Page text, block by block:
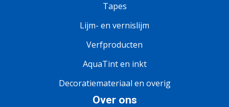
Tapes
Lijm- en vernislijm
Verfproducten
AquaTint en inkt
Decoratiemateriaal en overig
Over ons